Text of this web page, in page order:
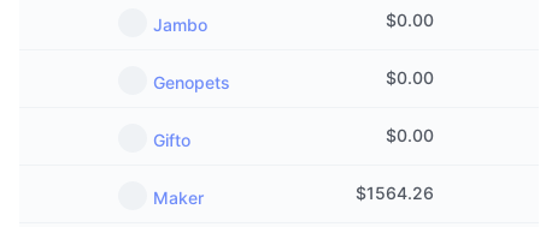
Jambo $0.00
Genopets $0.00
Gifto $0.00
Maker $1564.26